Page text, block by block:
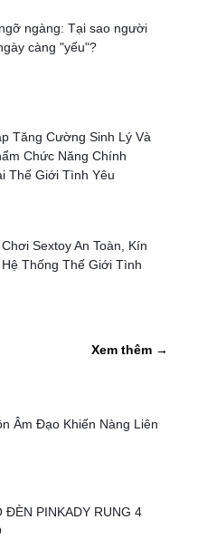
ngàng: Tại sao người
càng "yếu"?
Tăng Cường Sinh Lý Và
Chức Năng Chính
Thế Giới Tình Yêu
Sextoy An Toàn, Kín
Thống Thế Giới Tình
Xem thêm →
Âm Đạo Khiến Nàng Liên
ĐÈN PINKADY RUNG 4